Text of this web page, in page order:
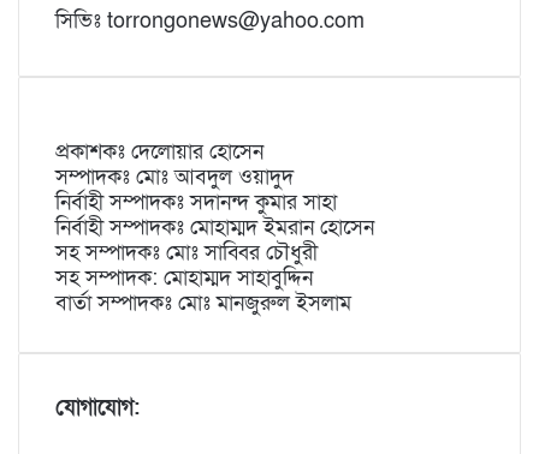
সিভিঃ torrongonews@yahoo.com
প্রকাশকঃ দেলোয়ার হোসেন
সম্পাদকঃ মোঃ আবদুল ওয়াদুদ
নির্বাহী সম্পাদকঃ সদানন্দ কুমার সাহা
নির্বাহী সম্পাদকঃ মোহাম্মদ ইমরান হোসেন
সহ সম্পাদকঃ মোঃ সাব্বির চৌধুরী
সহ সম্পাদক: মোহাম্মদ সাহাবুদ্দিন
বার্তা সম্পাদকঃ মোঃ মানজুরুল ইসলাম
যোগাযোগ: